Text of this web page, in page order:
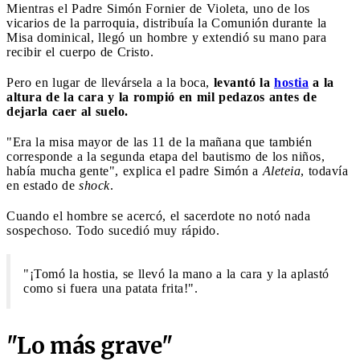
Mientras el Padre Simón Fornier de Violeta, uno de los
vicarios de la parroquia, distribuía la Comunión durante la
Misa dominical, llegó un hombre y extendió su mano para
recibir el cuerpo de Cristo.
Pero en lugar de llevársela a la boca, levantó la hostia a la
altura de la cara y la rompió en mil pedazos antes de
dejarla caer al suelo.
"Era la misa mayor de las 11 de la mañana que también
corresponde a la segunda etapa del bautismo de los niños,
había mucha gente", explica el padre Simón a Aleteia, todavía
en estado de shock.
Cuando el hombre se acercó, el sacerdote no notó nada
sospechoso. Todo sucedió muy rápido.
"¡Tomó la hostia, se llevó la mano a la cara y la aplastó
como si fuera una patata frita!".
"Lo más grave"